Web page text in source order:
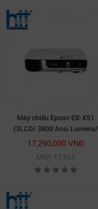
Máy chiếu Epson EB-X51
(3LCD/ 3800 Ansi Lumens/
XGA)
17,290,000 VNĐ
MSP: TT-X51